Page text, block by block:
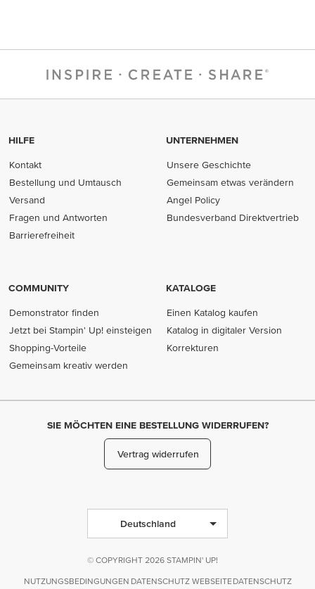
HILFE
Kontakt
Bestellung und Umtausch
Versand
Fragen und Antworten
Barrierefreiheit
UNTERNEHMEN
Unsere Geschichte
Gemeinsam etwas verändern
Angel Policy
Bundesverband Direktvertrieb
COMMUNITY
Demonstrator finden
Jetzt bei Stampin' Up! einsteigen
Shopping-Vorteile
Gemeinsam kreativ werden
KATALOGE
Einen Katalog kaufen
Katalog in digitaler Version
Korrekturen
SIE MÖCHTEN EINE BESTELLUNG WIDERRUFEN?
Vertrag widerrufen
Deutschland
© COPYRIGHT 2026 STAMPIN' UP!
NUTZUNGSBEDINGUNGEN DATENSCHUTZ WEBSEITE DATENSCHUTZ